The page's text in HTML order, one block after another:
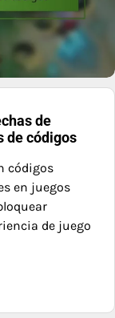
de
de códigos
códigos
en juegos
de juego